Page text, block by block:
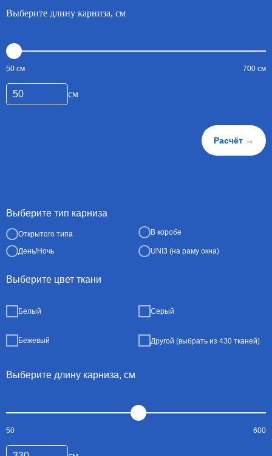
Выберите длину карниза, см
50 см 700 см
см
Расчёт →
Выберите тип карниза
Открытого типа В коробе
День/Ночь UNI3 (на раму окна)
Выберите цвет ткани
Белый Серый
Бежевый Другой (выбрать из 430 тканей)
Выберите длину карниза, см
50 600